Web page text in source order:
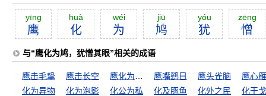
yīng
鹰
huà
化
wéi
为
jiū
鸠
yóu
犹
zēng
憎
与“鹰化为鸠，犹憎其眼”相关的成语
鹰击毛挚 鹰击长空 鹰嘴鹞目 鹰头雀脑
鹰心
化为异物
化为泡影 化公为私 化及豚鱼
化外之民